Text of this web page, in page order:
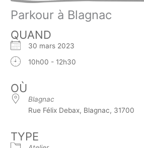
Parkour à Blagnac
QUAND
30 mars 2023
10h00 - 12h30
OÙ
Blagnac
Rue Félix Debax, Blagnac, 31700
TYPE